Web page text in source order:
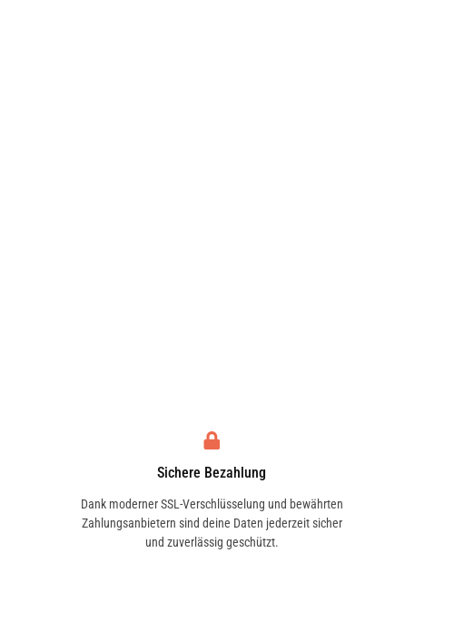
Sichere Bezahlung
Dank moderner SSL-Verschlüsselung und bewährten
Zahlungsanbietern sind deine Daten jederzeit sicher
und zuverlässig geschützt.